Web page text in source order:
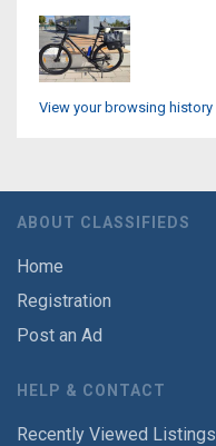
View your browsing history
ABOUT CLASSIFIEDS
Home
Registration
Post an Ad
HELP & CONTACT
Recently Viewed Listings